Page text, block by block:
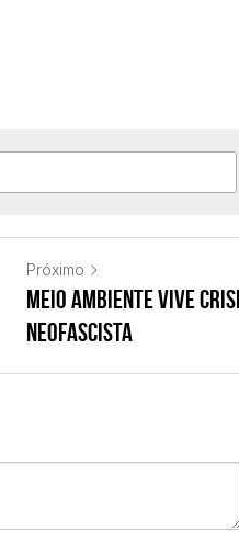
Próximo
Meio ambiente vive
neofascista